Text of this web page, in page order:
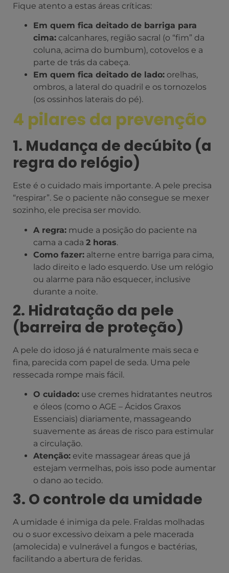
Fique atento a estas áreas críticas:
Em quem fica deitado de barriga para
cima: calcanhares, região sacral (o “fim” da
coluna, acima do bumbum), cotovelos e a
parte de trás da cabeça.
Em quem fica deitado de lado: orelhas,
ombros, a lateral do quadril e os tornozelos
(os ossinhos laterais do pé).
4 pilares da prevenção
1. Mudança de decúbito (a
regra do relógio)
Este é o cuidado mais importante. A pele precisa
“respirar”. Se o paciente não consegue se mexer
sozinho, ele precisa ser movido.
A regra: mude a posição do paciente na
cama a cada 2 horas.
Como fazer: alterne entre barriga para cima,
lado direito e lado esquerdo. Use um relógio
ou alarme para não esquecer, inclusive
durante a noite.
2. Hidratação da pele
(barreira de proteção)
A pele do idoso já é naturalmente mais seca e
fina, parecida com papel de seda. Uma pele
ressecada rompe mais fácil.
O cuidado: use cremes hidratantes neutros
e óleos (como o AGE – Ácidos Graxos
Essenciais) diariamente, massageando
suavemente as áreas de risco para estimular
a circulação.
Atenção: evite massagear áreas que já
estejam vermelhas, pois isso pode aumentar
o dano ao tecido.
3. O controle da umidade
A umidade é inimiga da pele. Fraldas molhadas
ou o suor excessivo deixam a pele macerada
(amolecida) e vulnerável a fungos e bactérias,
facilitando a abertura de feridas.